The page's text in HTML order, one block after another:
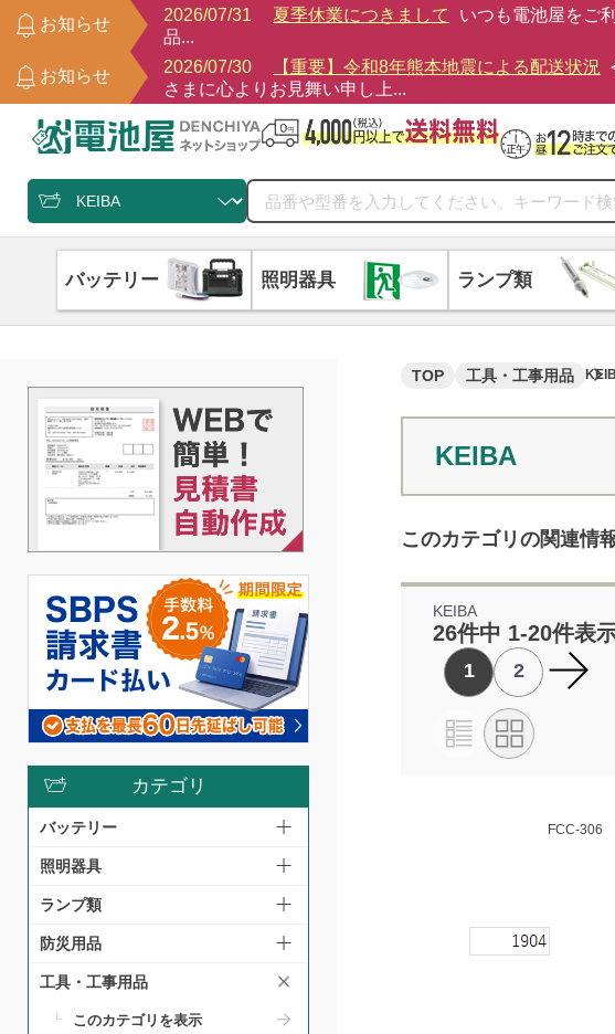
お知らせ
2026/07/31 夏季休業につきまして
いつも電池屋をご
品...
お知らせ
2026/07/30 【重要】令和8年熊本地震による配送状況
さまに心よりお見舞い申し上...
バッテリー 照明器具 ランプ類
カテゴリ
バッテリー
照明器具
ランプ類
防災用品
工具・工事用品
このカテゴリを表示
TOP 工具・工事用品
KEIBA
このカテゴリの関連情
KEIBA
26件中 1-20件表
1 2
FCC-306